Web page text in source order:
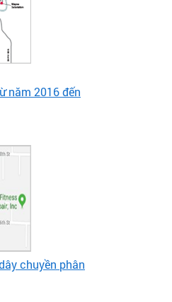
năm 2016 đến
chuyền phân